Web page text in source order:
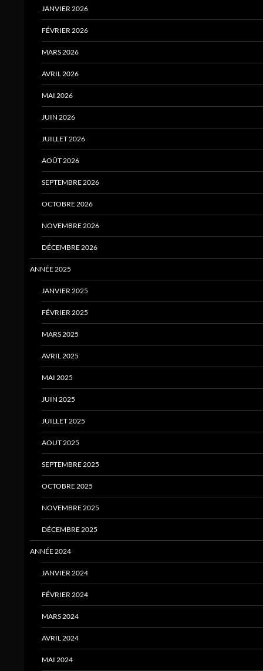
JANVIER 2026
FÉVRIER 2026
MARS 2026
AVRIL 2026
MAI 2026
JUIN 2026
JUILLET 2026
AOÛT 2026
SEPTEMBRE 2026
OCTOBRE 2026
NOVEMBRE 2026
DÉCEMBRE 2026
ANNÉE 2025
JANVIER 2025
FÉVRIER 2025
MARS 2025
AVRIL 2025
MAI 2025
JUIN 2025
JUILLET 2025
AOUT 2025
SEPTEMBRE 2025
OCTOBRE 2025
NOVEMBRE 2025
DÉCEMBRE 2025
ANNÉE 2024
JANVIER 2024
FÉVRIER 2024
MARS 2024
AVRIL 2024
MAI 2024